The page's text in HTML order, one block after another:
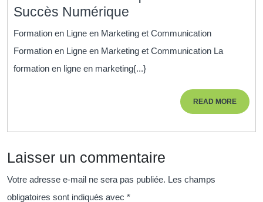
Succès Numérique
en
Ligne
Marketing
et
Communication
Clés
du
Succès
Formation en Ligne en Marketing et Communication
Formation en Ligne en Marketing et Communication La
formation en ligne en marketing{...}
READ MOREREAD
MORE
Laisser un commentaire
Votre adresse e-mail ne sera pas publiée. Les champs
obligatoires sont indiqués avec *